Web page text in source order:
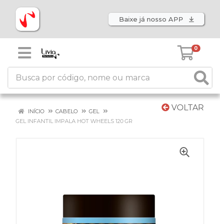
Baixe já nosso APP
0
VOLTAR
INÍCIO CABELO
GEL
GEL INFANTIL IMPALA HOT WHEELS 120 GR